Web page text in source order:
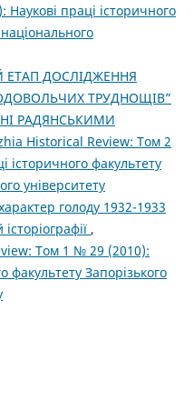
праці історичного
ДОСЛІДЖЕННЯ
ТРУДНОЩІВ”
РАДЯНСЬКИМИ
Historical Review: Том 2
історичного факультету
університету
голоду 1932-1933
,
Том 1 № 29 (2010):
факультету Запорізького